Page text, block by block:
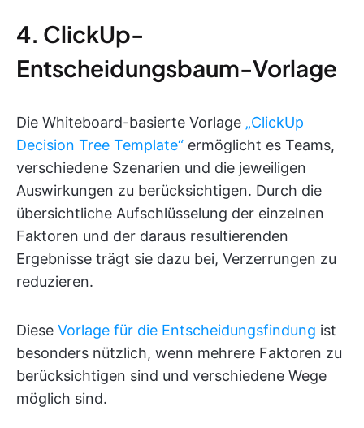
4. ClickUp-
Entscheidungsbaum-Vorlage
Die Whiteboard-basierte Vorlage „ClickUp
Decision Tree Template“ ermöglicht es Teams,
verschiedene Szenarien und die jeweiligen
Auswirkungen zu berücksichtigen. Durch die
übersichtliche Aufschlüsselung der einzelnen
Faktoren und der daraus resultierenden
Ergebnisse trägt sie dazu bei, Verzerrungen zu
reduzieren.
Diese Vorlage für die Entscheidungsfindung ist
besonders nützlich, wenn mehrere Faktoren zu
berücksichtigen sind und verschiedene Wege
möglich sind.